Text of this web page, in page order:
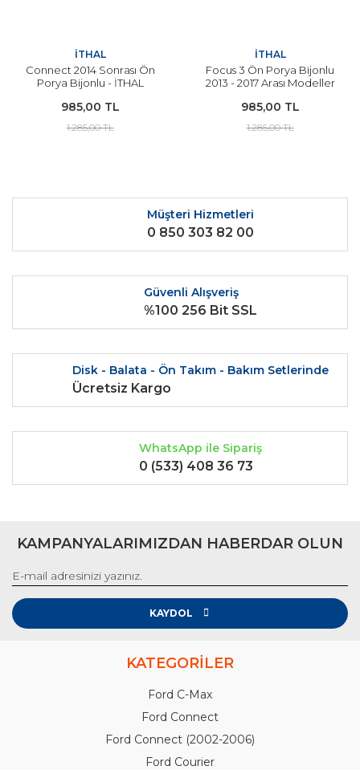
İTHAL
Connect 2014 Sonrası Ön
Porya Bijonlu - İTHAL
985,00 TL
1.285,00 TL
İTHAL
Focus 3 Ön Porya Bijonlu
2013 - 2017 Arası Modeller
985,00 TL
1.285,00 TL
Müşteri Hizmetleri
0 850 303 82 00
Güvenli Alışveriş
%100 256 Bit SSL
Disk - Balata - Ön Takım - Bakım Setlerinde
Ücretsiz Kargo
WhatsApp ile Sipariş
0 (533) 408 36 73
KAMPANYALARIMIZDAN HABERDAR OLUN
KAYDOL
KATEGORİLER
Ford C-Max
Ford Connect
Ford Connect (2002-2006)
Ford Courier